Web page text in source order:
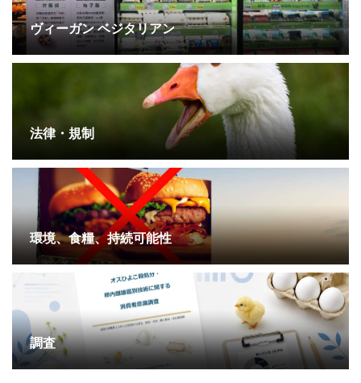
ヴィーガン ベジタリアン
法律・規制
環境、食糧、持続可能性
調査